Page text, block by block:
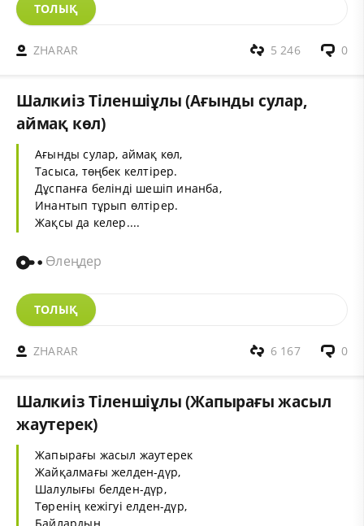
ТОЛЫҚ
ZHARAR 0
5 246
Шалкиіз Тіленшіұлы (Ағынды сулар,
аймақ көл)
Ағынды сулар, аймақ көл,
Тасыса, төңбек келтірер.
Дұспанға белінді шешіп инанба,
Инантып тұрып өлтірер.
Жақсы да келер....
Өлеңдер
ТОЛЫҚ
ZHARAR 0
6 167
Шалкиіз Тіленшіұлы (Жапырағы жасыл
жаутерек)
Жапырағы жасыл жаутерек
Жайқалмағы желден-дүр,
Шалулығы белден-дүр,
Төренің кежігуі елден-дүр,